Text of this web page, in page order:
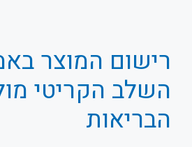
רישום המוצר
השלב הקריטי
הבריאות